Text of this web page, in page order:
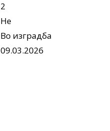
2
Не
Во изградба
09.03.2026